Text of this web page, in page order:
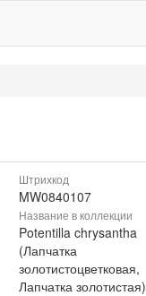
Штрихкод
MW0840107
Название в коллекции
Potentilla chrysantha
(Лапчатка
золотистоцветковая,
Лапчатка золотистая)